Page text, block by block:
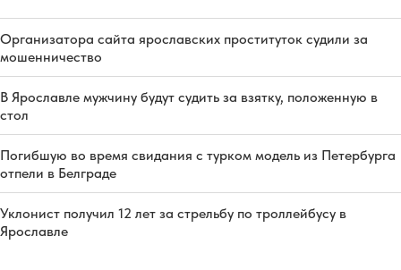
Организатора сайта ярославских проституток судили за
мошенничество
В Ярославле мужчину будут судить за взятку, положенную в
стол
Погибшую во время свидания с турком модель из Петербурга
отпели в Белграде
Уклонист получил 12 лет за стрельбу по троллейбусу в
Ярославле